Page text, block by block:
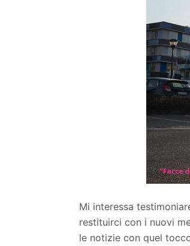
Mi interessa
restituirci con i nuovi
le notizie con quel